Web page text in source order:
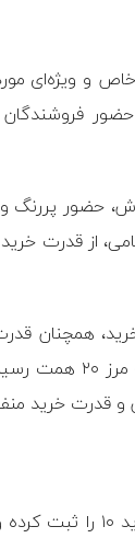
و ویژه‌ای
شاهد
حضور پررنگ
خرید
صندوق‌های اهرمی